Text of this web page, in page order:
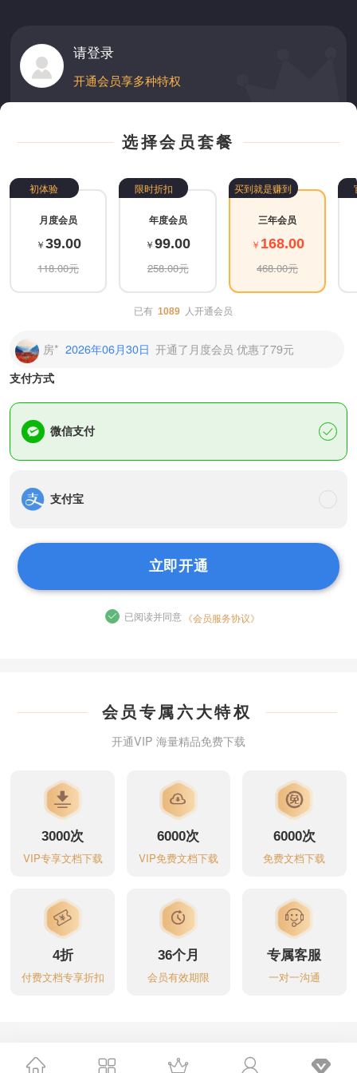
请登录
开通会员享多种特权
选择会员套餐
初体验
月度会员
￥ 39.00
118.00元
限时折扣
年度会员
￥99.00
258.00元
买到就是赚到
三年会员
￥ 168.00
468.00元
已有 1089 人开通会员
崔* 2026年07月31日 开通了年度会员 优惠了159元
2026年07月09日 开通了三年会员 优惠了300元
房* 2026年06月30日 开通了月度会员 优惠了79元
任* 2026年06月23日
2026年06月09日 开通了终身会员 优惠了782元
2026年06月07日 开通了年度会员 优惠了159元
2026年05月26日 开通了年度会员 优惠了159元
2026年05月26日 开通了三年会员 优惠了300元
蛋*酥 2026年05月18日 开通了三年会员 优惠了300元
m*** 2026年05月18日 开通了三年会员 优惠了300元
x* 2026年05月17日 开通了月度会员 优惠了79元
枫*羽 2026年05月07日 开通了月度会员 优惠了79元
元* 2026年05月06日 开通了三年会员 优惠了300元
支付方式
微信支付
支付宝
立即开通
已阅读并同意 《会员服务协议》
会员专属六大特权
开通VIP 海量精品免费下载
3000次
VIP专享文档下载
6000次
VIP免费文档下载
6000次
免费文档下载
4折
付费文档专享折扣
36个月
会员有效期限
专属客服
一对一沟通